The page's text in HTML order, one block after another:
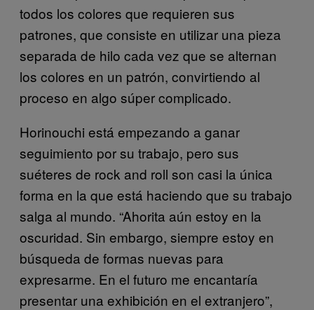
todos los colores que requieren sus
patrones, que consiste en utilizar una pieza
separada de hilo cada vez que se alternan
los colores en un patrón, convirtiendo al
proceso en algo súper complicado.
Horinouchi está empezando a ganar
seguimiento por su trabajo, pero sus
suéteres de rock and roll son casi la única
forma en la que está haciendo que su trabajo
salga al mundo. “Ahorita aún estoy en la
oscuridad. Sin embargo, siempre estoy en
búsqueda de formas nuevas para
expresarme. En el futuro me encantaría
presentar una exhibición en el extranjero”,